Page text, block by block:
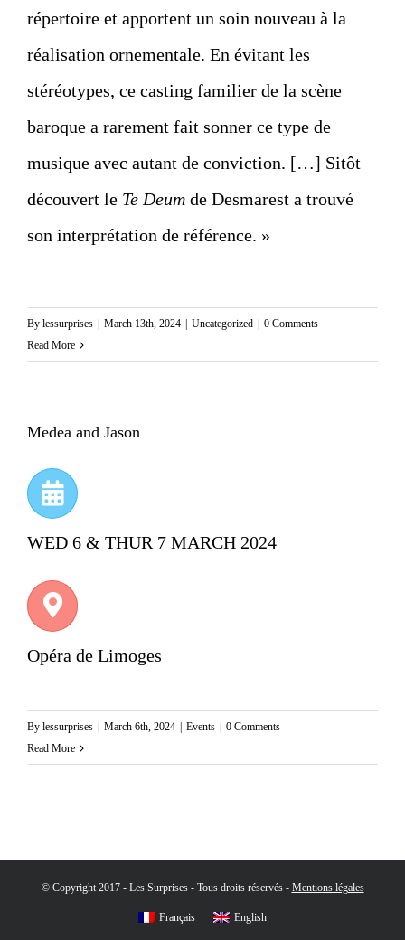
répertoire et apportent un soin nouveau à la
réalisation ornementale. En évitant les
stéréotypes, ce casting familier de la scène
baroque a rarement fait sonner ce type de
musique avec autant de conviction. […] Sitôt
découvert le Te Deumde Desmarest a trouvé
son interprétation de référence. »
By lessurprises March 13th, 2024 Uncategorized
0 Comments
Read More
Medea and Jason
WED 6 & THUR 7 MARCH 2024
Opéra de Limoges
By lessurprises | March 6th, 2024 | Events | 0 Comments
Read More
© Copyright 2017 - Les Surprises - Tous droits réservés - Mentions légales
Français English